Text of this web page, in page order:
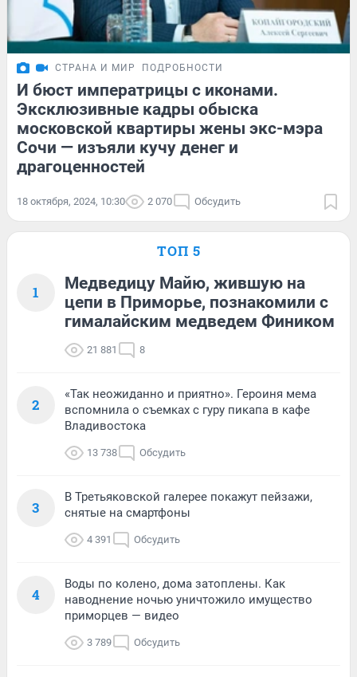
СТРАНА И МИР ПОДРОБНОСТИ
И бюст императрицы с иконами.
Эксклюзивные кадры обыска
московской квартиры жены экс-мэра
Сочи — изъяли кучу денег и
драгоценностей
18 октября, 2024, 10:30 2 070 Обсудить
ТОП 5
1
Медведицу Майю, жившую на
цепи в Приморье, познакомили с
гималайским медведем Фиником
21 881 8
2
«Так неожиданно и приятно». Героиня мема
вспомнила о съемках с гуру пикапа в кафе
Владивостока
13 738 Обсудить
3
В Третьяковской галерее покажут пейзажи,
снятые на смартфоны
4 391 Обсудить
4
Воды по колено, дома затоплены. Как
наводнение ночью уничтожило имущество
приморцев — видео
3 789 Обсудить